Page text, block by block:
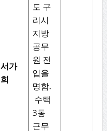
서가
희
도 구
리시
지방
공무
원 전
입을
명함.
수택
3동
근무